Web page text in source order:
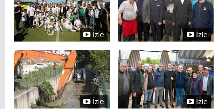
İzle İzle
İzle İzle